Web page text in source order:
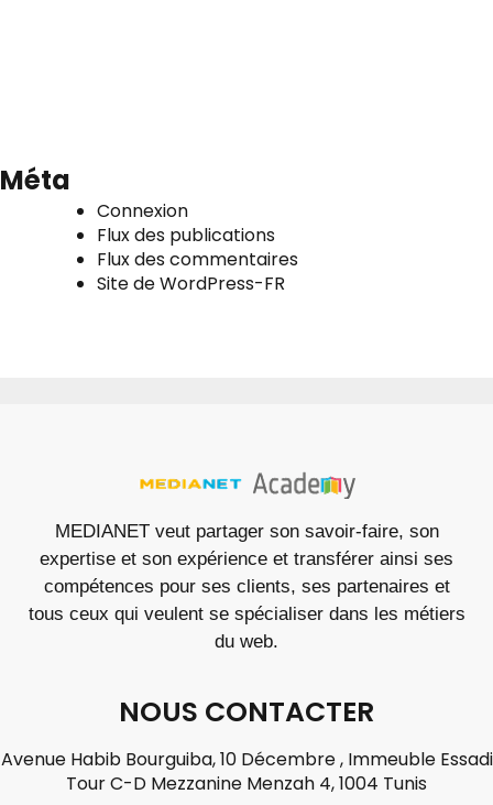
Méta
Connexion
Flux des publications
Flux des commentaires
Site de WordPress-FR
MEDIANET veut partager son savoir-faire, son
expertise et son expérience et transférer ainsi ses
compétences pour ses clients, ses partenaires et
tous ceux qui veulent se spécialiser dans les métiers
du web.
NOUS CONTACTER
Avenue Habib Bourguiba, 10 Décembre , Immeuble Essadi
Tour C-D Mezzanine Menzah 4, 1004 Tunis